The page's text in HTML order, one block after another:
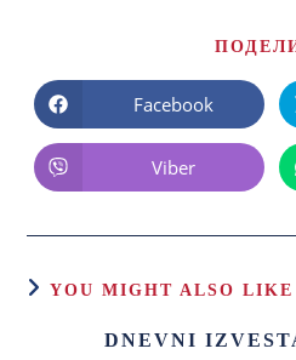
Facebook
Viber
YOU MIGHT ALSO LIKE
DNEVNI